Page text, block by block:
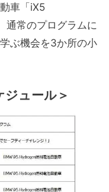
車「iX5
通常のプログラムに
ぶ機会を3か所の小
ジュール＞